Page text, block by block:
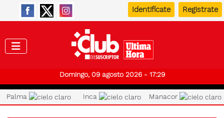
Identifícate Registrate
Domingo, 09 agosto 2026 - 17:29
Palma Inca Manacor